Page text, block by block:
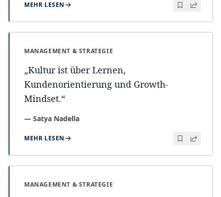
MEHR LESEN
MANAGEMENT & STRATEGIE
„Kultur ist über Lernen,
Kundenorientierung und Growth-
Mindset.“
— Satya Nadella
MEHR LESEN
MANAGEMENT & STRATEGIE